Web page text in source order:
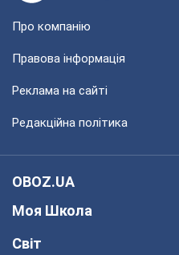
Про компанію
Правова інформація
Реклама на сайті
Редакційна політика
OBOZ.UA
Моя Школа
Світ